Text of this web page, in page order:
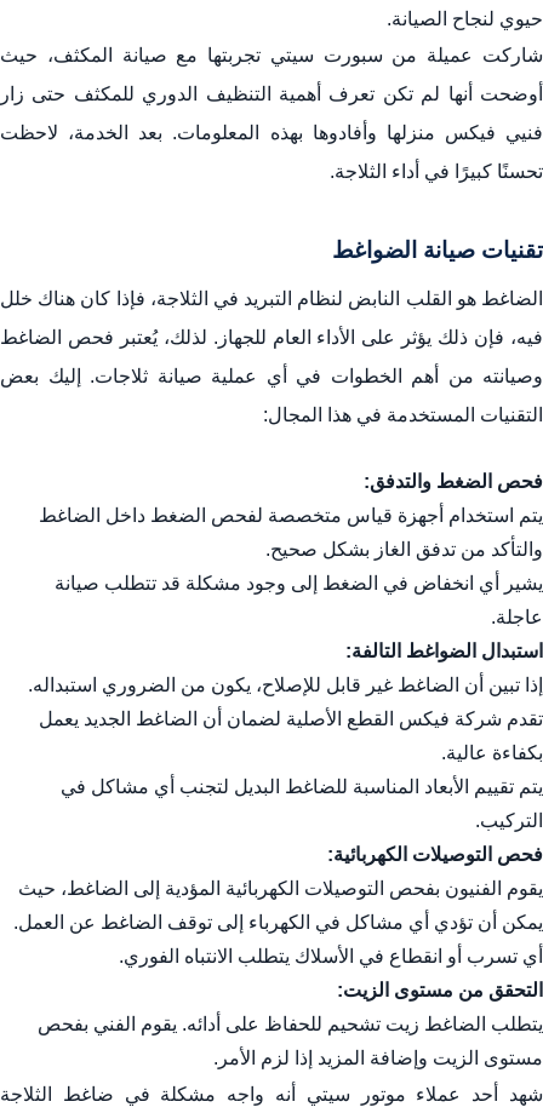
حيوي لنجاح الصيانة.
شاركت عميلة من سبورت سيتي تجربتها مع صيانة المكثف، حيث
أوضحت أنها لم تكن تعرف أهمية التنظيف الدوري للمكثف حتى زار
فنيي فيكس منزلها وأفادوها بهذه المعلومات. بعد الخدمة، لاحظت
تحسنًا كبيرًا في أداء الثلاجة.
تقنيات صيانة الضواغط
الضاغط هو القلب النابض لنظام التبريد في الثلاجة، فإذا كان هناك خلل
فيه، فإن ذلك يؤثر على الأداء العام للجهاز. لذلك، يُعتبر فحص الضاغط
وصيانته من أهم الخطوات في أي عملية صيانة ثلاجات. إليك بعض
التقنيات المستخدمة في هذا المجال:
فحص الضغط والتدفق:
يتم استخدام أجهزة قياس متخصصة لفحص الضغط داخل الضاغط
والتأكد من تدفق الغاز بشكل صحيح.
يشير أي انخفاض في الضغط إلى وجود مشكلة قد تتطلب صيانة
عاجلة.
استبدال الضواغط التالفة:
إذا تبين أن الضاغط غير قابل للإصلاح، يكون من الضروري استبداله.
تقدم شركة فيكس القطع الأصلية لضمان أن الضاغط الجديد يعمل
بكفاءة عالية.
يتم تقييم الأبعاد المناسبة للضاغط البديل لتجنب أي مشاكل في
التركيب.
فحص التوصيلات الكهربائية:
يقوم الفنيون بفحص التوصيلات الكهربائية المؤدية إلى الضاغط، حيث
يمكن أن تؤدي أي مشاكل في الكهرباء إلى توقف الضاغط عن العمل.
أي تسرب أو انقطاع في الأسلاك يتطلب الانتباه الفوري.
التحقق من مستوى الزيت:
يتطلب الضاغط زيت تشحيم للحفاظ على أدائه. يقوم الفني بفحص
مستوى الزيت وإضافة المزيد إذا لزم الأمر.
شهد أحد عملاء موتور سيتي أنه واجه مشكلة في ضاغط الثلاجة